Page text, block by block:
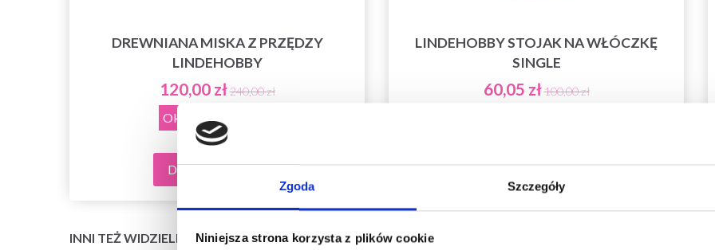
Zgoda Szczegóły
Niniejsza strona korzysta z plików cookie
DREWNIANA MISKA Z PRZĘDZY
LINDEHOBBY
120,00 zł240,00 zł
Okazja 31/08/2026
Dodaj do koszyka
LINDEHOBBY STOJAK NA WŁÓCZKĘ
SINGLE
60,05 zł100,00 zł
Dodaj do koszyka
INNI TEŻ WIDZIELI